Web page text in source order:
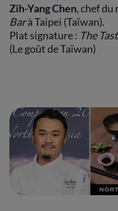
Zih-Yang Chen, chef
Barà Taipei (Taïwan).
Plat signature : The
(Le goût de Taïwan)